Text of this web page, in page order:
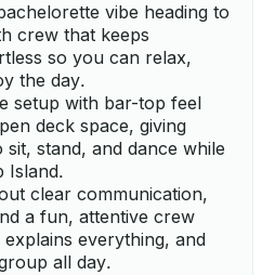
vibe heading to
crew that keeps
so you can relax,
the day.
setup with bar-top feel
deck space, giving
stand, and dance while
Island.
clear communication,
a fun, attentive crew
everything, and
all day.